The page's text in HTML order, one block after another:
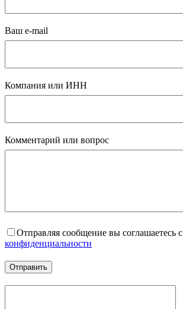
Ваш e-mail
Компания или ИНН
Комментарий или вопрос
Отправляя сообщение вы соглашаетесь с
конфиденциальности